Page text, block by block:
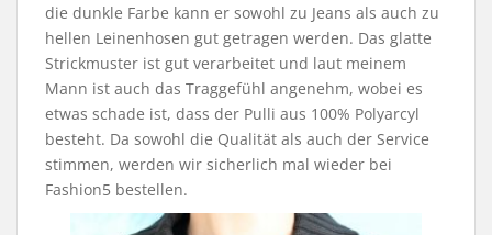
die dunkle Farbe kann er sowohl zu Jeans als auch zu
hellen Leinenhosen gut getragen werden. Das glatte
Strickmuster ist gut verarbeitet und laut meinem
Mann ist auch das Traggefühl angenehm, wobei es
etwas schade ist, dass der Pulli aus 100% Polyarcyl
besteht. Da sowohl die Qualität als auch der Service
stimmen, werden wir sicherlich mal wieder bei
Fashion5 bestellen.